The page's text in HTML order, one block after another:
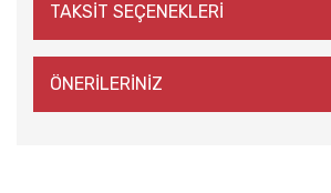
TAKSİT SEÇENEKLERİ
ÖNERİLERİNİZ